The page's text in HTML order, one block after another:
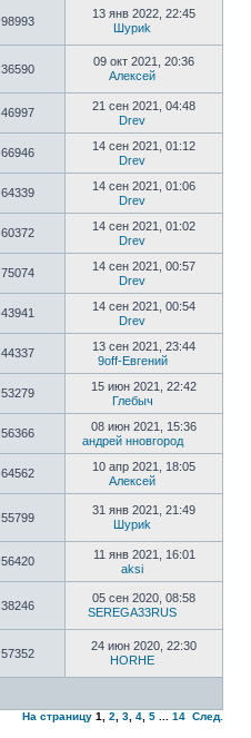
98993
13 янв 2022, 22:45
Шyриk
36590
09 окт 2021, 20:36
Алексей
46997
21 сен 2021, 04:48
Drev
66946
14 сен 2021, 01:12
Drev
64339
14 сен 2021, 01:06
Drev
60372
14 сен 2021, 01:02
Drev
75074
14 сен 2021, 00:57
Drev
43941
14 сен 2021, 00:54
Drev
44337
13 сен 2021, 23:44
9off-Евгений
53279
15 июн 2021, 22:42
Глебыч
56366
08 июн 2021, 15:36
андрей нновгород
64562
10 апр 2021, 18:05
Алексей
55799
31 янв 2021, 21:49
Шyриk
56420
11 янв 2021, 16:01
aksi
38246
05 сен 2020, 08:58
SEREGA33RUS
57352
24 июн 2020, 22:30
HORHE
На страницу 1 2 3 4 5 14 След.